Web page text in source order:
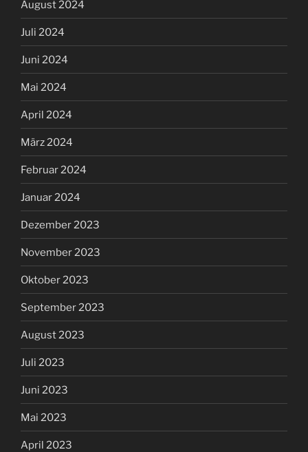
August 2024
Juli 2024
Juni 2024
Mai 2024
April 2024
März 2024
Februar 2024
Januar 2024
Dezember 2023
November 2023
Oktober 2023
September 2023
August 2023
Juli 2023
Juni 2023
Mai 2023
April 2023